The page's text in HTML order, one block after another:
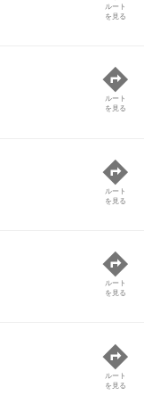
ルート
を見る
ルート
を見る
ルート
を見る
ルート
を見る
ルート
を見る